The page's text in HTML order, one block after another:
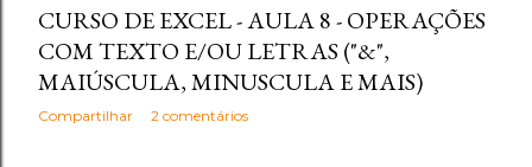
CURSO DE EXCEL - AULA 8 - OPERAÇÕES
COM TEXTO E/OU LETRAS ("&",
MAIÚSCULA, MINUSCULA E MAIS)
Compartilhar 2 comentários